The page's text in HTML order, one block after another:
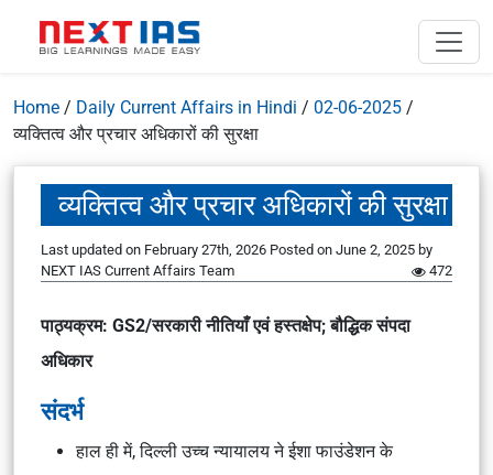
Home / Daily Current Affairs in Hindi / 02-06-2025 /
व्यक्तित्व और प्रचार अधिकारों की सुरक्षा
व्यक्तित्व और प्रचार अधिकारों की सुरक्षा
Last updated on February 27th, 2026 Posted on June 2, 2025 by
NEXT IAS Current Affairs Team
472
पाठ्यक्रम: GS2/सरकारी नीतियाँ एवं हस्तक्षेप; बौद्धिक संपदा
अधिकार
संदर्भ
हाल ही में, दिल्ली उच्च न्यायालय ने ईशा फाउंडेशन के